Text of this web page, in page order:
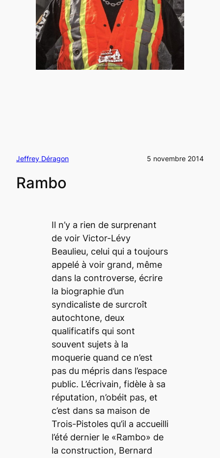
Jeffrey Déragon 5 novembre 2014
Rambo
Il n’y a rien de surprenant
de voir Victor-Lévy
Beaulieu, celui qui a toujours
appelé à voir grand, même
dans la controverse, écrire
la biographie d’un
syndicaliste de surcroît
autochtone, deux
qualificatifs qui sont
souvent sujets à la
moquerie quand ce n’est
pas du mépris dans l’espace
public. L’écrivain, fidèle à sa
réputation, n’obéit pas, et
c’est dans sa maison de
Trois-Pistoles qu’il a accueilli
l’été dernier le «Rambo» de
la construction, Bernard